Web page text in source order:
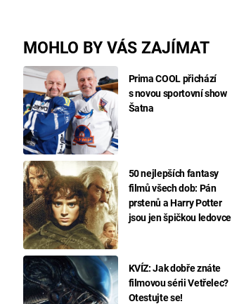
MOHLO BY VÁS ZAJÍMAT
Prima COOL přichází
s novou sportovní show
Šatna
50 nejlepších fantasy
filmů všech dob: Pán
prstenů a Harry Potter
jsou jen špičkou ledovce
KVÍZ: Jak dobře znáte
filmovou sérii Vetřelec?
Otestujte se!